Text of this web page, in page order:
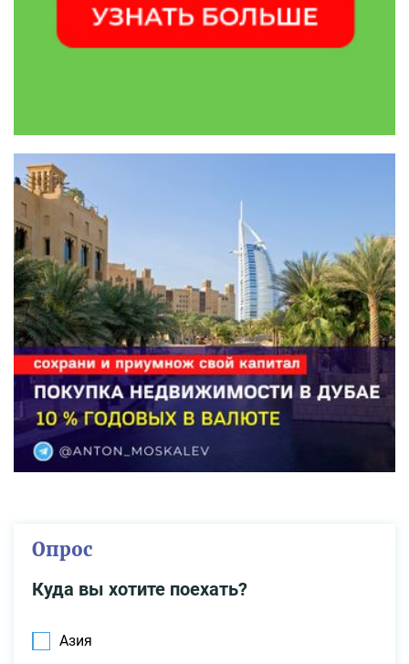
Опрос
Куда вы хотите поехать?
Азия